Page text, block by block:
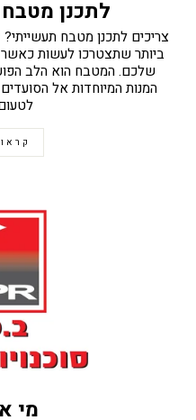
לתכנן מטבח
צריכים לתכנן מטבח
ביותר שתצטרכו לעשות
שלכם. המטבח הוא הלב
המנות המיוחדות אל
מי